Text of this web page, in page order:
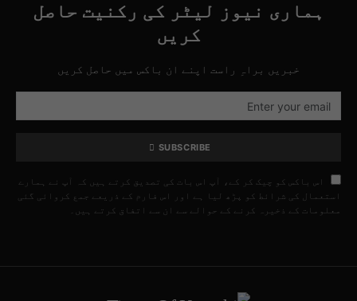
ہماری نیوز لیٹر کی رکنیت حاصل
کریں
خبریں براہِ راست اپنے ان باکس میں حاصل کریں
SUBSCRIBE
اس باکس کو چیک کر کے، آپ اس بات کی تصدیق کرتے ہیں کہ آپ نے ہمارے
استعمال کی شرائط کو پڑھ لیا ہے اور اس فارم کے ذریعے جمع کروائی گئی
معلومات کے ذخیرہ کرنے کے حوالے سے ان سے اتفاق کرتے ہیں۔